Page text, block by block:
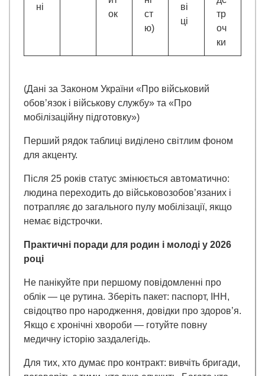
ні
ок
ст
ю)
ві
ці
тр
оч
ки
(Дані за Законом України «Про військовий
обов’язок і військову службу» та «Про
мобілізаційну підготовку»)
Перший рядок таблиці виділено світлим фоном
для акценту.
Після 25 років статус змінюється автоматично:
людина переходить до військовозобов’язаних і
потрапляє до загального пулу мобілізації, якщо
немає відстрочки.
Практичні поради для родин і молоді у 2026
році
Не панікуйте при першому повідомленні про
облік — це рутина. Зберіть пакет: паспорт, ІНН,
свідоцтво про народження, довідки про здоров’я.
Якщо є хронічні хвороби — готуйте повну
медичну історію заздалегідь.
Для тих, хто думає про контракт: вивчіть бригади,